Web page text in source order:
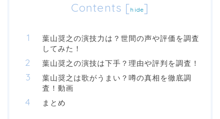
Contents [ hide]
葉山奨之の演技力は？世間の声や評価を調査
してみた！
葉山奨之の演技は下手？理由や評判を調査！
葉山奨之は歌がうまい？噂の真相を徹底調
査！動画
まとめ